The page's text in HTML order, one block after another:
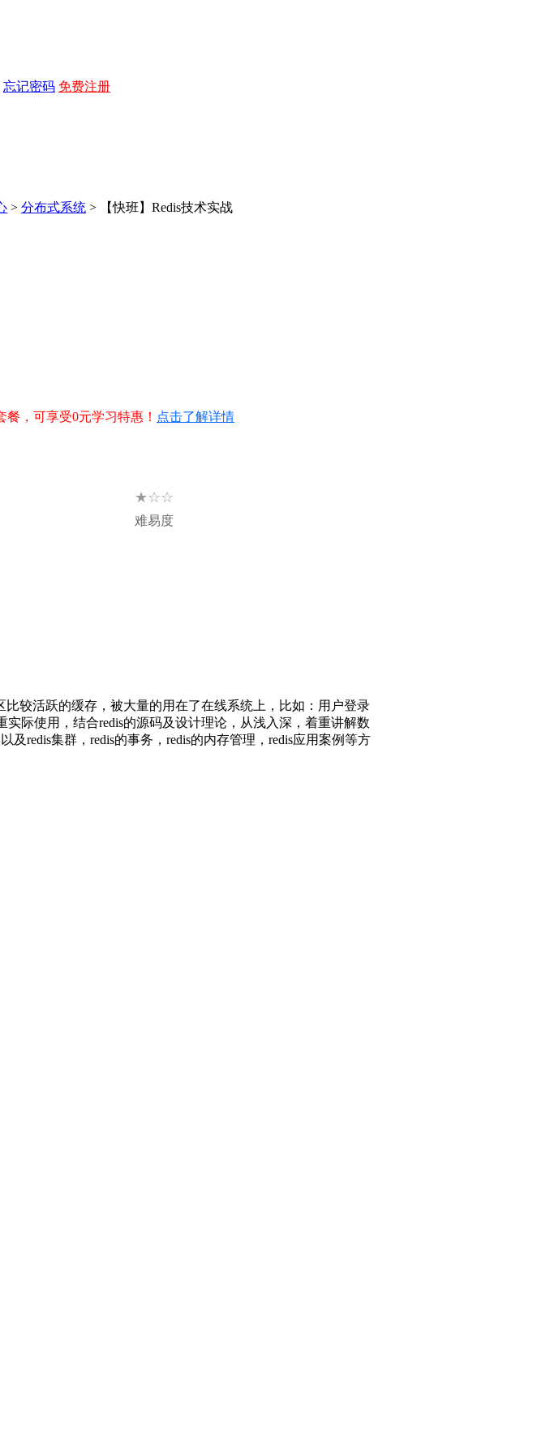
忘记密码 免费注册
> 分布式系统 > 【快班】Redis技术实战
，可享受0元学习特惠！ 点击了解详情
★☆☆
难易度
较活跃的缓存，被大量的用在了在线系统上，比如：用户登录
际使用，结合redis的源码及设计理论，从浅入深，着重讲解数
及redis集群，redis的事务，redis的内存管理，redis应用案例等方